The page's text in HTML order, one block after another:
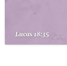
PERGUNTE À
TERMO BÍBLICO